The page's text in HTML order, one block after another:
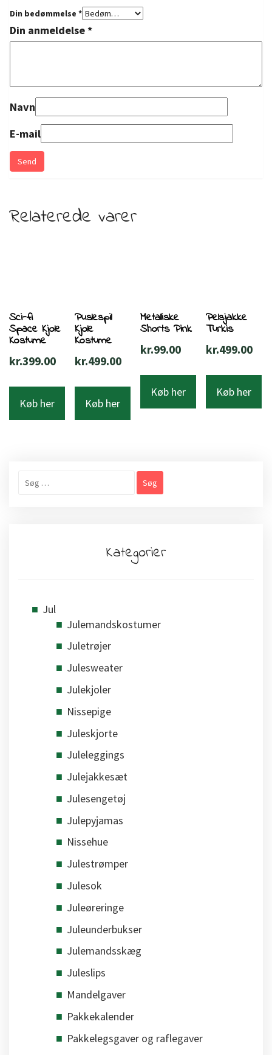
Din bedømmelse *
Din anmeldelse*
Navn
E-mail
Relaterede varer
Sci-fi
Space Kjole
Kostume
kr.399.00
Køb her
Puslespil
Kjole
Kostume
kr.499.00
Køb her
Metalliske
Shorts Pink
kr.99.00
Køb her
Pelsjakke
Turkis
kr.499.00
Køb her
efter:
Kategorier
Jul
Julemandskostumer
Juletrøjer
Julesweater
Julekjoler
Nissepige
Juleskjorte
Juleleggings
Julejakkesæt
Julesengetøj
Julepyjamas
Nissehue
Julestrømper
Julesok
Juleøreringe
Juleunderbukser
Julemandsskæg
Juleslips
Mandelgaver
Pakkekalender
Pakkelegsgaver og raflegaver